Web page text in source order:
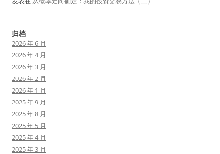
归档
2026 年 6 月
2026 年 4 月
2026 年 3 月
2026 年 2 月
2026 年 1 月
2025 年 9 月
2025 年 8 月
2025 年 5 月
2025 年 4 月
2025 年 3 月